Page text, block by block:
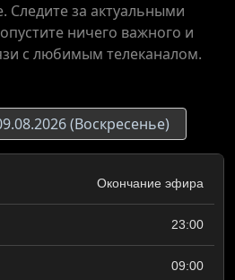
Следите за актуальными
ничего важного и
с любимым телеканалом.
Окончание эфира
23:00
09:00